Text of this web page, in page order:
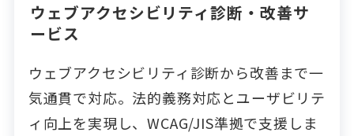
ウェブアクセシビリティ診断・改善サ
ービス
ウェブアクセシビリティ診断から改善まで一
気通貫で対応。法的義務対応とユーザビリテ
ィ向上を実現し、WCAG/JIS準拠で支援しま